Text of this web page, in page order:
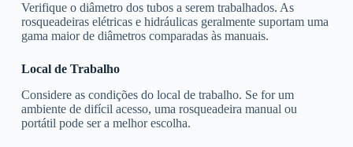
Verifique o diâmetro dos tubos a serem trabalhados. As
rosqueadeiras elétricas e hidráulicas geralmente suportam uma
gama maior de diâmetros comparadas às manuais.
Local de Trabalho
Considere as condições do local de trabalho. Se for um
ambiente de difícil acesso, uma rosqueadeira manual ou
portátil pode ser a melhor escolha.